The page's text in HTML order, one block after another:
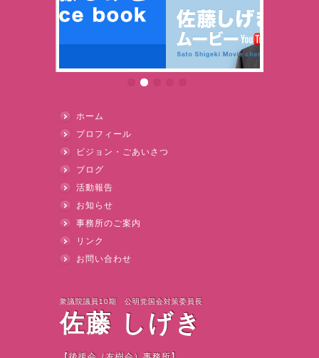
ホーム
プロフィール
ビジョン・ごあいさつ
ブログ
活動報告
お知らせ
事務所のご案内
リンク
お問い合わせ
衆議院議員10期 公明党国会対策委員長
佐藤 しげき